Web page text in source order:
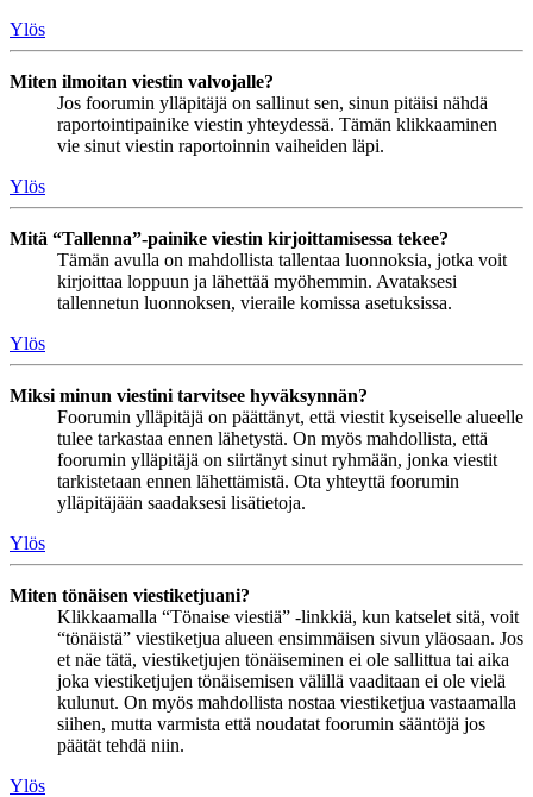
Ylös
Miten ilmoitan viestin valvojalle?
Jos foorumin ylläpitäjä on sallinut sen, sinun pitäisi nähdä
raportointipainike viestin yhteydessä. Tämän klikkaaminen
vie sinut viestin raportoinnin vaiheiden läpi.
Ylös
Mitä “Tallenna”-painike viestin kirjoittamisessa tekee?
Tämän avulla on mahdollista tallentaa luonnoksia, jotka voit
kirjoittaa loppuun ja lähettää myöhemmin. Avataksesi
tallennetun luonnoksen, vieraile komissa asetuksissa.
Ylös
Miksi minun viestini tarvitsee hyväksynnän?
Foorumin ylläpitäjä on päättänyt, että viestit kyseiselle alueelle
tulee tarkastaa ennen lähetystä. On myös mahdollista, että
foorumin ylläpitäjä on siirtänyt sinut ryhmään, jonka viestit
tarkistetaan ennen lähettämistä. Ota yhteyttä foorumin
ylläpitäjään saadaksesi lisätietoja.
Ylös
Miten tönäisen viestiketjuani?
Klikkaamalla “Tönaise viestiä” -linkkiä, kun katselet sitä, voit
“tönäistä” viestiketjua alueen ensimmäisen sivun yläosaan. Jos
et näe tätä, viestiketjujen tönäiseminen ei ole sallittua tai aika
joka viestiketjujen tönäisemisen välillä vaaditaan ei ole vielä
kulunut. On myös mahdollista nostaa viestiketjua vastaamalla
siihen, mutta varmista että noudatat foorumin sääntöjä jos
päätät tehdä niin.
Ylös